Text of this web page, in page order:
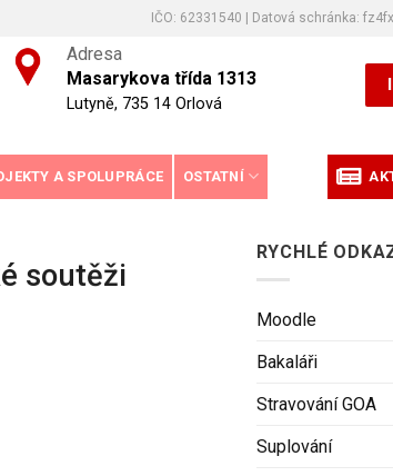
IČO: 62331540 | Datová schránka:
Adresa
Masarykova třída 1313
Lutyně, 735 14 Orlová
A SPOLUPRÁCE OSTATNÍ
soutěži
RYCHLÉ
Moodle
Bakaláři
Stravování GOA
Suplování